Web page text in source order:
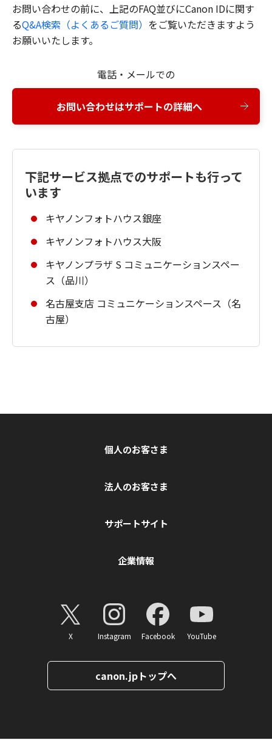
お問い合わせの前に、上記のFAQ並びにCanon IDに関す
るQ&A検索（よくあるご質問） をご覧いただきますよう
お願いいたします。
電話・メールでの
お問い合わせはサポートの詳細へ
下記サービス拠点でのサポートも行って
います
キヤノンフォトハウス銀座
キヤノンフォトハウス大阪
キヤノンプラザ S コミュニケーションスペー
ス（品川）
名古屋支店 コミュニケーションスペース（名
古屋）
個人のお客さま
法人のお客さま
サポートサイト
企業情報
X Instagram Facebook YouTube
canon.jpトップへ